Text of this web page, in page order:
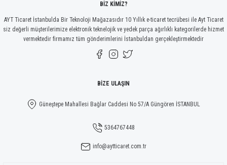
Gönder
BİZ KİMİZ?
AYT Ticaret İstanbulda Bir Teknoloji Mağazasıdır 10 Yıllık e-ticaret tecrübesi ile Ayt Ticaret
siz değerli müşterilerimize elektronik teknelojik ve yedek parça ağırlıklı kategorilerde hizmet
vermektedir firmamız tüm gönderimlerini İstanbuldan gerçekleştirmektedir
BİZE ULAŞIN
Güneştepe Mahallesi Bağlar Caddesi No 57/A Güngören İSTANBUL
5364767448
info@aytticaret.com.tr